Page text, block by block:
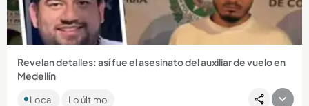
Compartir Noticia
Revelan detalles: así fue el asesinato del auxiliar de vuelo en
Medellín
El cuerpo de Eric Fernando Gutiérrez Molina fue encontrado
en Jericó, Suroeste antioqueño....
Local Lo último